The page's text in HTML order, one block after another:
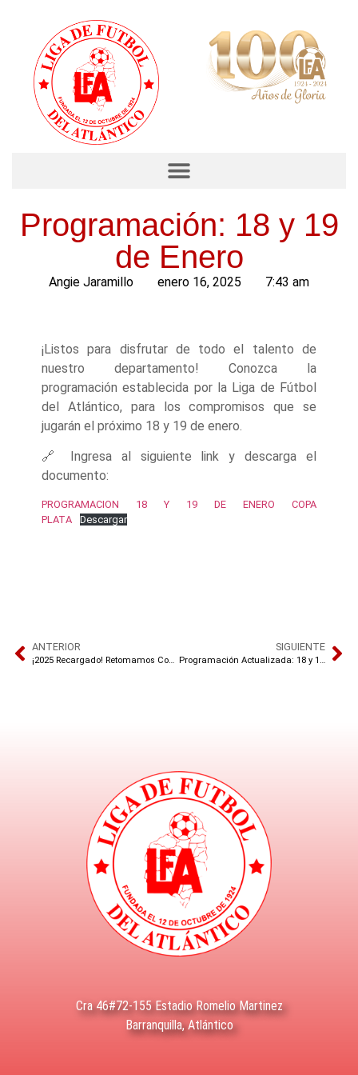
Programación: 18 y 19
de Enero
Angie Jaramillo enero 16, 2025 7:43 am
¡Listos para disfrutar de todo el talento de
nuestro departamento! Conozca la
programación establecida por la Liga de Fútbol
del Atlántico, para los compromisos que se
jugarán el próximo 18 y 19 de enero.
🔗 Ingresa al siguiente link y descarga el
documento:
PROGRAMACION 18 Y 19 DE ENERO COPA
PLATA
Descargar
ANTERIOR
¡2025 Recargado! Retomamos Copa Plata
SIGUIENTE
Programación Actualizada: 18 y 19 de enero
Cra 46#72-155 Estadio Romelio Martinez
Barranquilla, Atlántico